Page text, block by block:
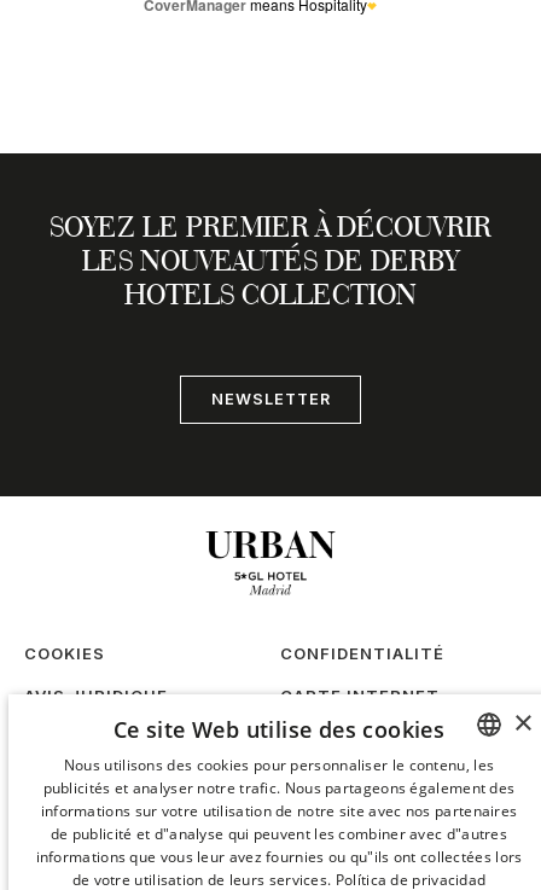
SOYEZ LE PREMIER À DÉCOUVRIR
LES NOUVEAUTÉS DE DERBY
HOTELS COLLECTION
NEWSLETTER
COOKIES CONFIDENTIALITÉ
AVIS JURIDIQUE CARTE INTERNET
FACEBOOK INSTAGRAM
TIKTOK LINKEDIN
TRAVAILLEZ AVEC NOUS DURABILITÉ
SPANISH
ENGLISH
×
Ce site Web utilise des cookies
Nous utilisons des cookies pour personnaliser le contenu, les
publicités et analyser notre trafic. Nous partageons également des
informations sur votre utilisation de notre site avec nos partenaires
de publicité et d"analyse qui peuvent les combiner avec d"autres
informations que vous leur avez fournies ou qu"ils ont collectées lors
de votre utilisation de leurs services. Política de privacidad